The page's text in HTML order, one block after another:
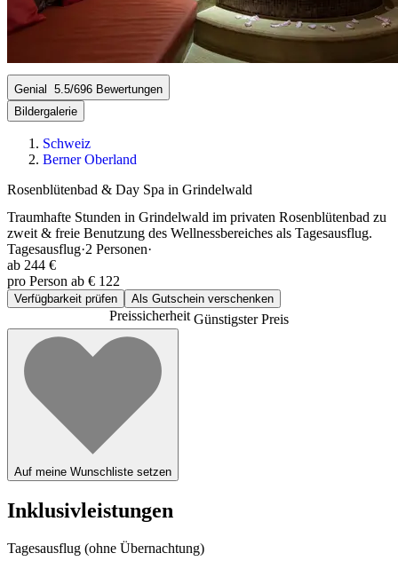
Genial 5.5/696 Bewertungen
Bildergalerie
Schweiz
Berner Oberland
Rosenblütenbad & Day Spa in Grindelwald
Traumhafte Stunden in Grindelwald im privaten Rosenblütenbad zu
zweit & freie Benutzung des Wellnessbereiches als Tagesausflug.
Tagesausflug·2 Personen·
ab 244 €
pro Person ab € 122
Verfügbarkeit prüfen Als Gutschein verschenken
PreissicherheitGünstigster Preis
Auf meine Wunschliste setzen
Inklusivleistungen
Tagesausflug (ohne Übernachtung)